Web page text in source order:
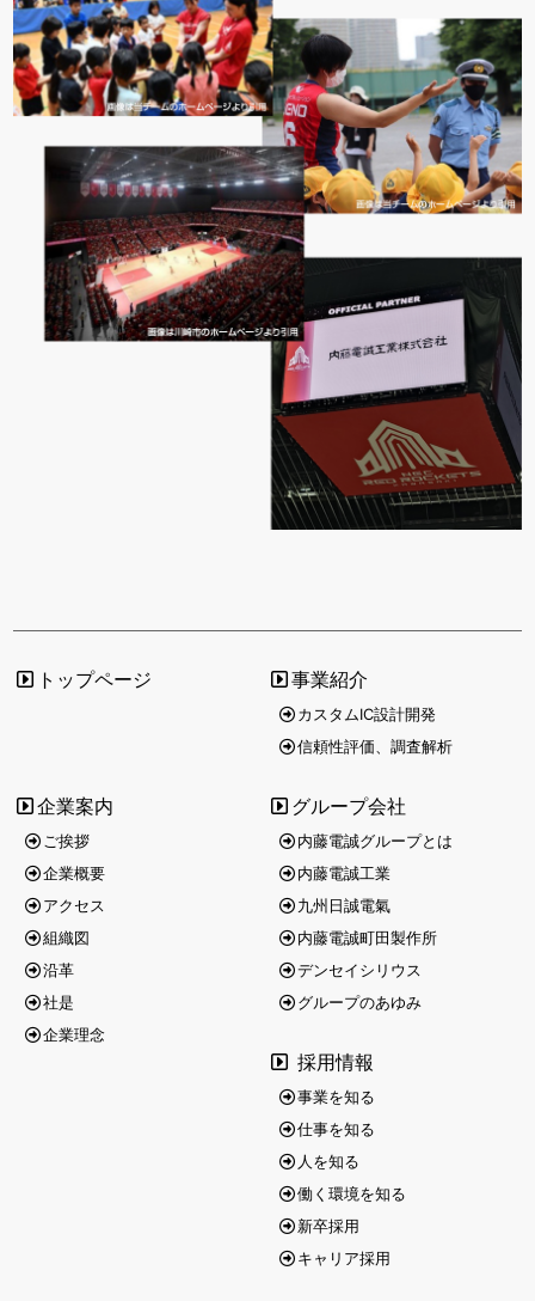
トップページ 事業紹介
カスタムIC設計開発
信頼性評価、調査解析
企業案内
ご挨拶
企業概要
アクセス
組織図
沿革
社是
企業理念
グループ会社
内藤電誠グループとは
内藤電誠工業
九州日誠電氣
内藤電誠町田製作所
デンセイシリウス
グループのあゆみ
採用情報
事業を知る
仕事を知る
人を知る
働く環境を知る
新卒採用
キャリア採用